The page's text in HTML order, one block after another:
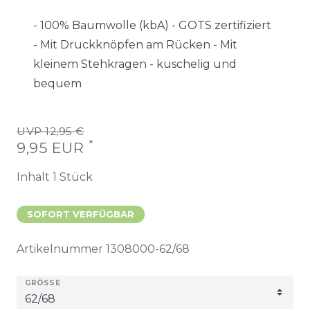
- 100% Baumwolle (kbA) - GOTS zertifiziert
- Mit Druckknöpfen am Rücken - Mit
kleinem Stehkragen - kuschelig und
bequem
UVP 12,95 €
9,95 EUR *
Inhalt 1 Stück
SOFORT VERFÜGBAR
Artikelnummer 1308000-62/68
GRÖSSE